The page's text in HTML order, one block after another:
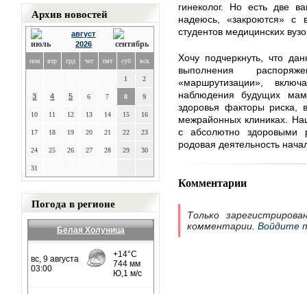
Архив новостей
август
2026
пон втр срд чет пят суб вск
1 2
3 4 5 6 7 8 9
10 11 12 13 14 15 16
17 18 19 20 21 22 23
24 25 26 27 28 29 30
31
Погода в регионе
Белая Холуница
гинеколог. Но есть две
надеюсь, «закроются» с
студентов медицинских
Хочу подчеркнуть, что
выполнения
«маршрутизации»,
наблюдения будущих
здоровья факторы риска,
межрайонных клиниках.
с абсолютно здоровыми
родовая деятельность
Комментарии
Только
комментарии. Войдите